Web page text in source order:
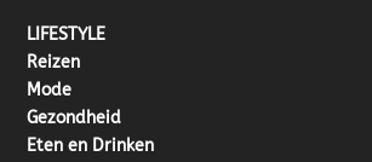
LIFESTYLE
Reizen
Mode
Gezondheid
Eten en Drinken